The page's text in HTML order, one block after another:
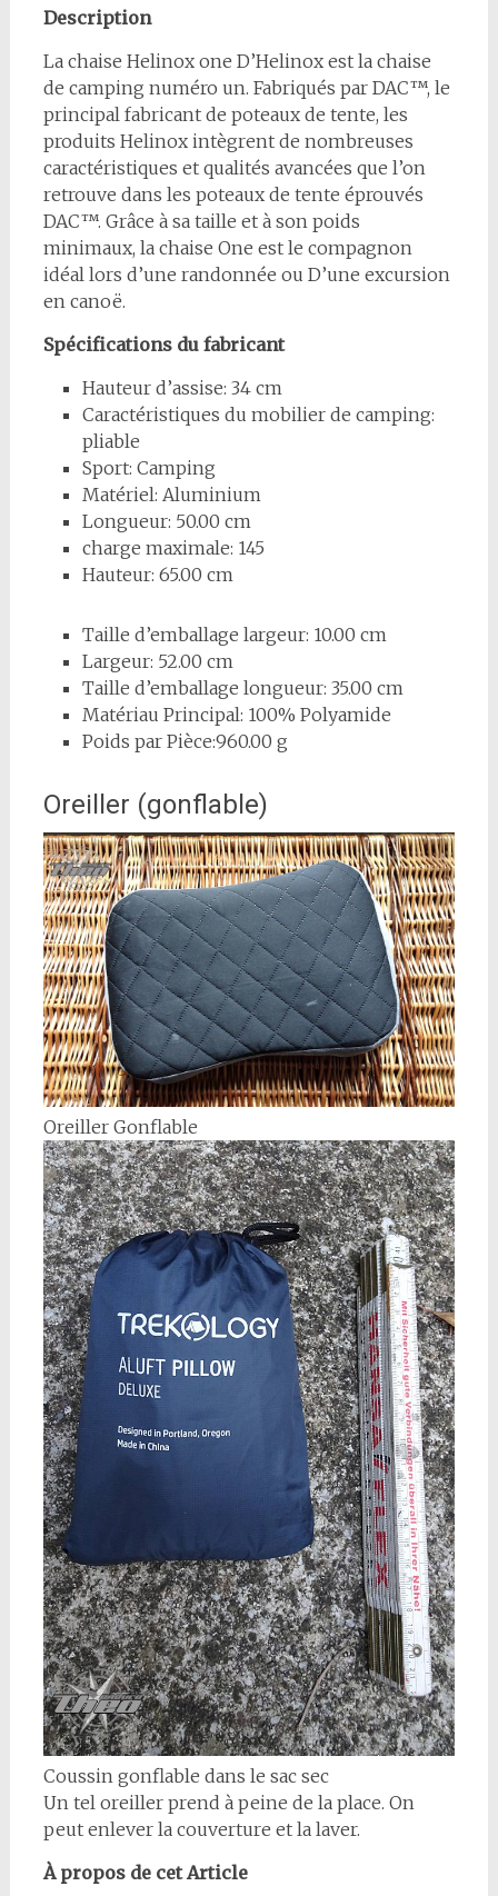
Description
La chaise Helinox one D’Helinox est la chaise
de camping numéro un. Fabriqués par DAC™, le
principal fabricant de poteaux de tente, les
produits Helinox intègrent de nombreuses
caractéristiques et qualités avancées que l’on
retrouve dans les poteaux de tente éprouvés
DAC™. Grâce à sa taille et à son poids
minimaux, la chaise One est le compagnon
idéal lors d’une randonnée ou D’une excursion
en canoë.
Spécifications du fabricant
Hauteur d’assise: 34 cm
Caractéristiques du mobilier de camping:
pliable
Sport: Camping
Matériel: Aluminium
Longueur: 50.00 cm
charge maximale: 145
Hauteur: 65.00 cm
Taille d’emballage largeur: 10.00 cm
Largeur: 52.00 cm
Taille d’emballage longueur: 35.00 cm
Matériau Principal: 100% Polyamide
Poids par Pièce:960.00 g
Oreiller (gonflable)
Oreiller Gonflable
Coussin gonflable dans le sac sec
Un tel oreiller prend à peine de la place. On
peut enlever la couverture et la laver.
À propos de cet Article